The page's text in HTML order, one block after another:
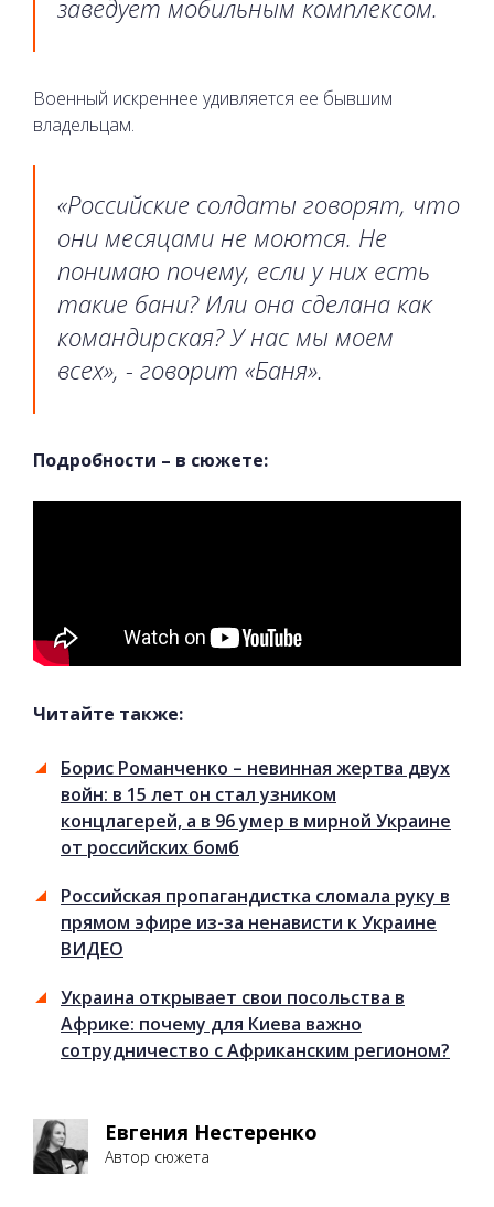
заведует мобильным комплексом.
Военный искреннее удивляется ее бывшим
владельцам.
«Российские солдаты говорят, что
они месяцами не моются. Не
понимаю почему, если у них есть
такие бани? Или она сделана как
командирская? У нас мы моем
всех», - говорит «Баня».
Подробности – в сюжете:
Читайте также:
Борис Романченко – невинная жертва двух
войн: в 15 лет он стал узником
концлагерей, а в 96 умер в мирной Украине
от российских бомб
Российская пропагандистка сломала руку в
прямом эфире из-за ненависти к Украине
ВИДЕО
Украина открывает свои посольства в
Африке: почему для Киева важно
сотрудничество с Африканским регионом?
Евгения Нестеренко
Автор сюжета